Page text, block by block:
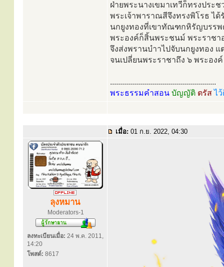
ฝ่ายพระนางเขมาเทวีก็ทรงประ
พระเจ้าพาราณสีจึงทรงพิโรธ ไ
นกยูงทองที่เขาทัณฑกหิรัญบรรพ
พระองค์ก็สิ้นพระชนม์ พระราช
จึงส่งพรานบำาไปจับนกยูงทอง แ
จนเปลี่ยนพระราชาถึง ๖ พระองค์
.....................................................
พระธรรมคำสอน บัญญัติ ตรัสไ
เมื่อ: 01 ก.ย. 2022, 04:30
ลุงหมาน
Moderators-1
ลงทะเบียนเมื่อ: 24 พ.ค. 2011,
14:20
โพสต์: 8617